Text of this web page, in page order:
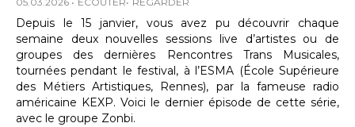
Depuis le 15 janvier, vous avez pu découvrir chaque
semaine deux nouvelles sessions live d’artistes ou de
groupes des dernières Rencontres Trans Musicales,
tournées pendant le festival, à l’ESMA (École Supérieure
des Métiers Artistiques, Rennes), par la fameuse radio
américaine KEXP. Voici le dernier épisode de cette série,
avec le groupe Zonbi.